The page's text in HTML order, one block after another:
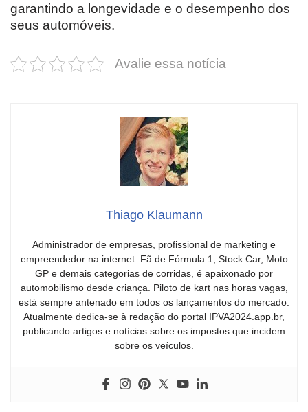
garantindo a longevidade e o desempenho dos
seus automóveis.
Avalie essa notícia
Thiago Klaumann
Administrador de empresas, profissional de marketing e
empreendedor na internet. Fã de Fórmula 1, Stock Car, Moto
GP e demais categorias de corridas, é apaixonado por
automobilismo desde criança. Piloto de kart nas horas vagas,
está sempre antenado em todos os lançamentos do mercado.
Atualmente dedica-se à redação do portal IPVA2024.app.br,
publicando artigos e notícias sobre os impostos que incidem
sobre os veículos.